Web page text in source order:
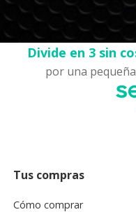
Divide en 3 sin
por una
Tus compras
Cómo comprar